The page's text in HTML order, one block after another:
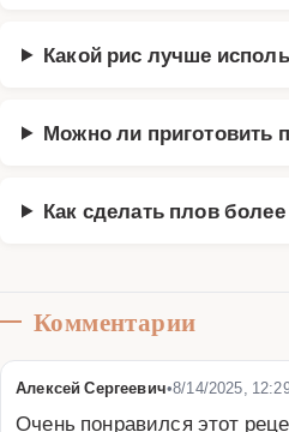
Какой рис лучше
Можно ли приготовить
Как сделать плов
Комментарии
Алексей Сергеевич•8/14/2025,
Очень понравился этот